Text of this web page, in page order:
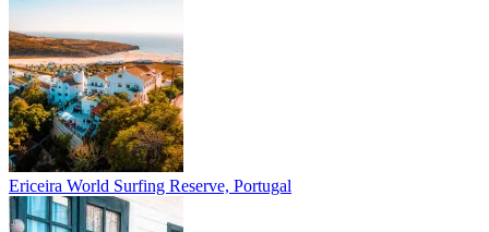
Ericeira World Surfing Reserve, Portugal